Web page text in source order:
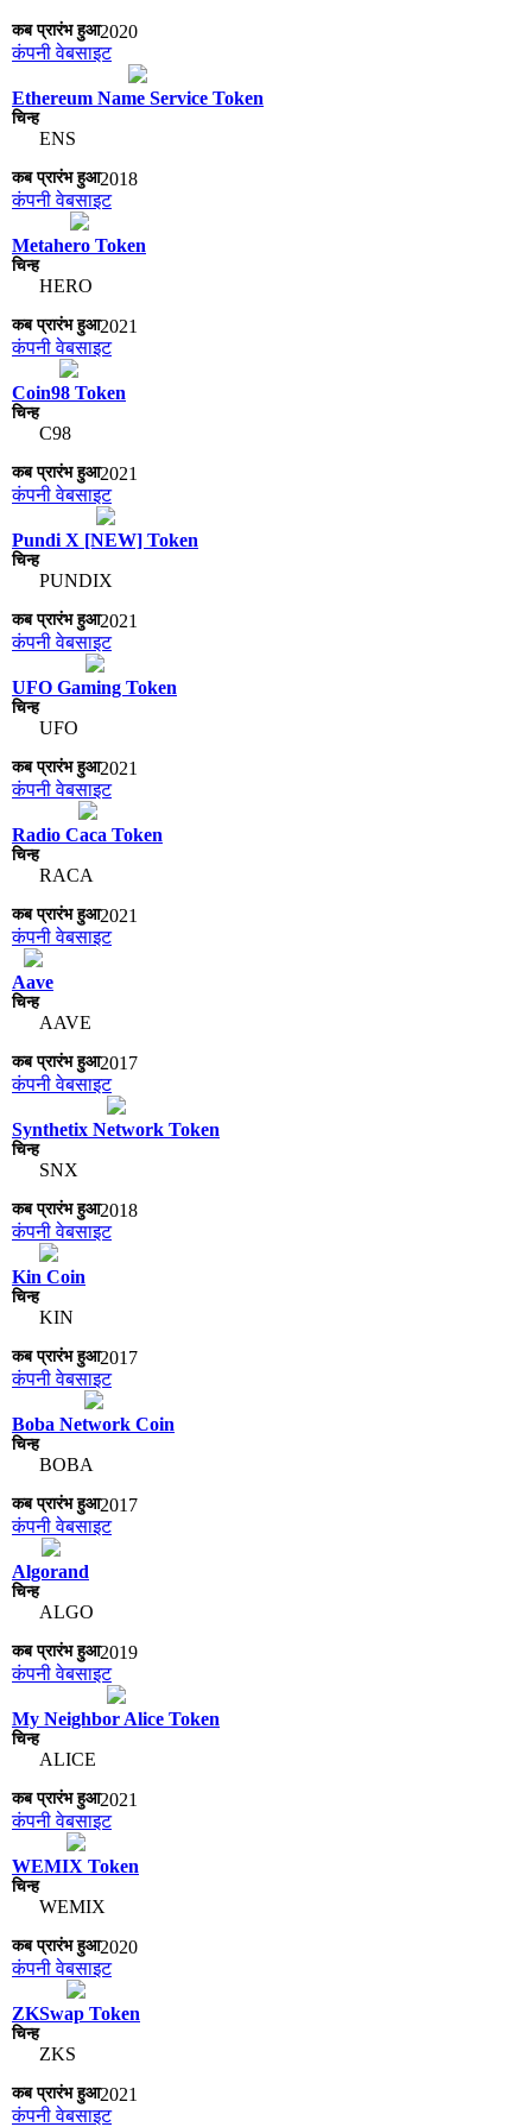
2020
कंपनी वेबसाइट
Ethereum Name Service Token
ENS
2018
कंपनी वेबसाइट
Metahero Token
HERO
2021
कंपनी वेबसाइट
Coin98 Token
C98
2021
कंपनी वेबसाइट
Pundi X [NEW] Token
PUNDIX
2021
कंपनी वेबसाइट
UFO Gaming Token
UFO
2021
कंपनी वेबसाइट
Radio Caca Token
RACA
2021
कंपनी वेबसाइट
Aave
AAVE
2017
कंपनी वेबसाइट
Synthetix Network Token
SNX
2018
कंपनी वेबसाइट
Kin Coin
KIN
2017
कंपनी वेबसाइट
Boba Network Coin
BOBA
2017
कंपनी वेबसाइट
Algorand
ALGO
2019
कंपनी वेबसाइट
My Neighbor Alice Token
ALICE
2021
कंपनी वेबसाइट
WEMIX Token
WEMIX
2020
कंपनी वेबसाइट
ZKSwap Token
ZKS
2021
कंपनी वेबसाइट